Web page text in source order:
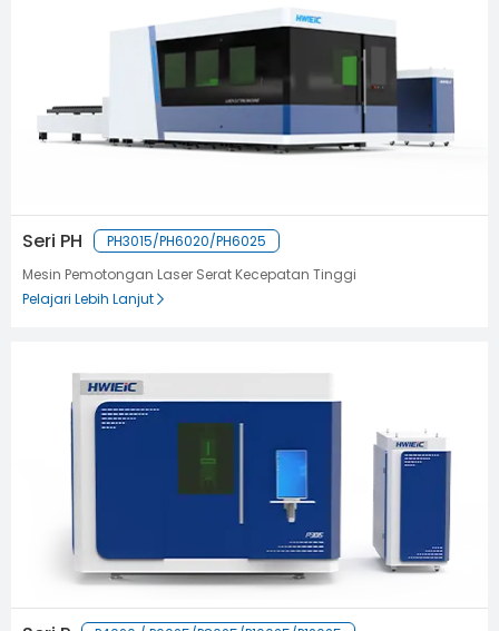
Seri PH
PH3015/PH6020/PH6025
Mesin Pemotongan Laser Serat Kecepatan Tinggi
Pelajari Lebih Lanjut